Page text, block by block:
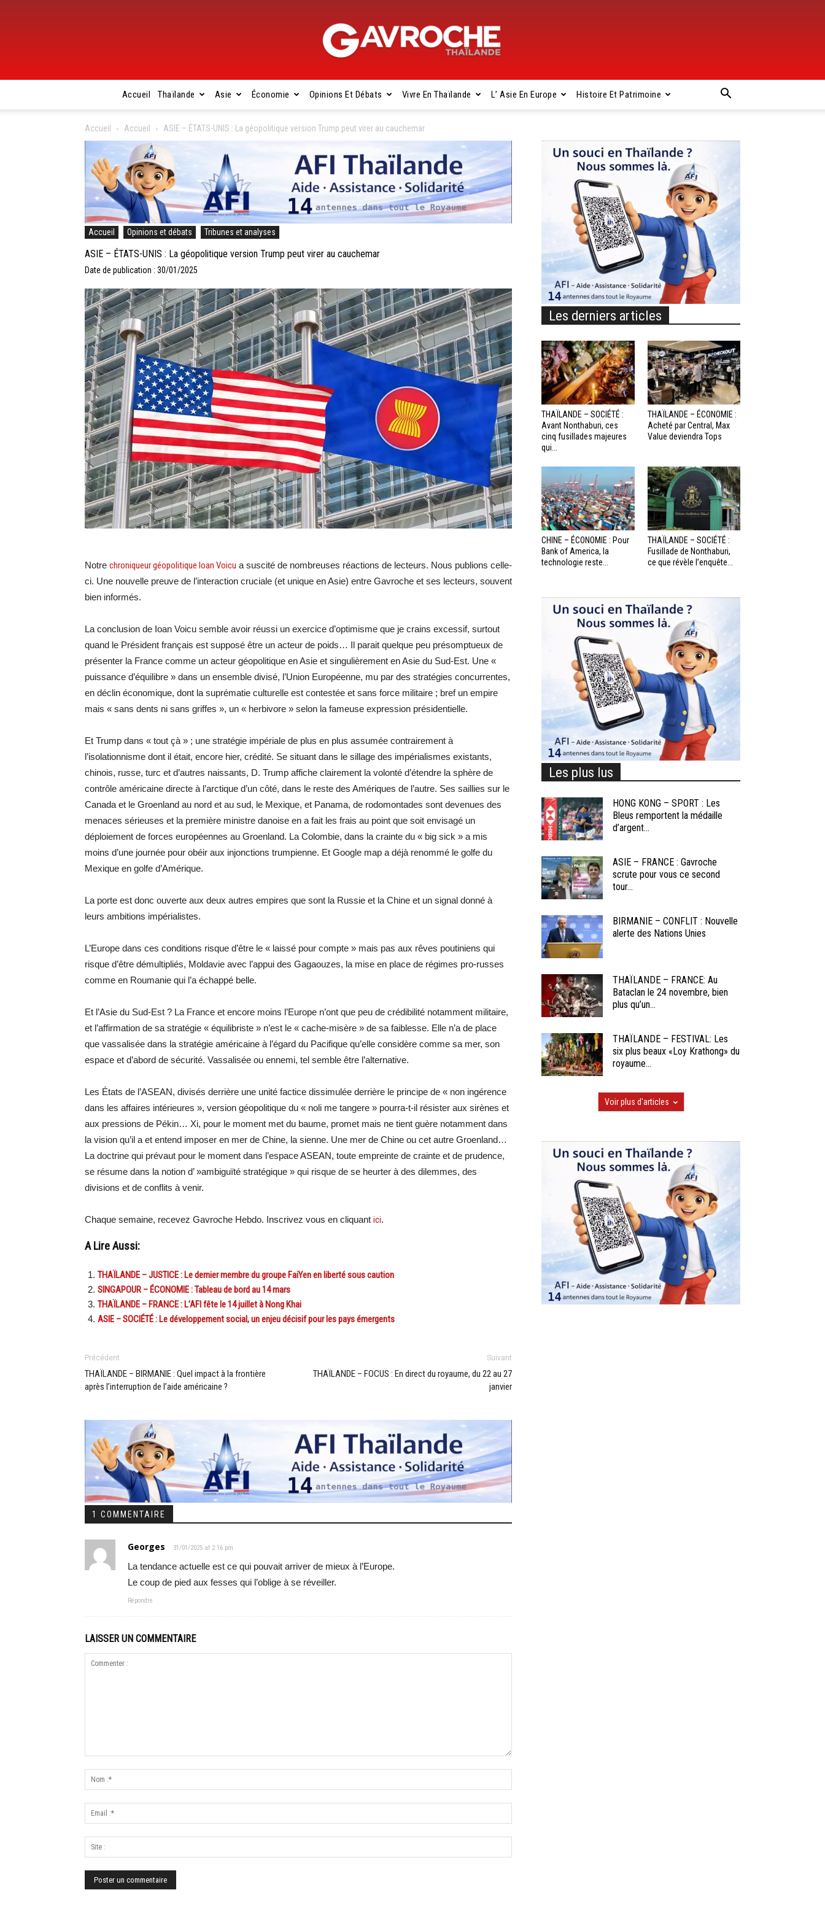
Gavroche
Thaïlande
Accueil Thaïlande Asie Économie Opinions Et Débats Vivre En Thaïlande L’ Asie En Europe Histoire Et Patrimoine
Accueil Accueil ASIE – ÉTATS-UNIS : La géopolitique version Trump peut virer au cauchemar
Accueil Opinions et débats Tribunes et analyses
ASIE – ÉTATS-UNIS : La géopolitique version Trump peut virer au cauchemar
Date de publication : 30/01/2025
Notre chroniqueur géopolitique Ioan Voicu a suscité de nombreuses réactions de lecteurs. Nous publions celle-
ci. Une nouvelle preuve de l’interaction cruciale (et unique en Asie) entre Gavroche et ses lecteurs, souvent
bien informés.
La conclusion de Ioan Voicu semble avoir réussi un exercice d’optimisme que je crains excessif, surtout
quand le Président français est supposé être un acteur de poids… Il parait quelque peu présomptueux de
présenter la France comme un acteur géopolitique en Asie et singulièrement en Asie du Sud-Est. Une «
puissance d’équilibre » dans un ensemble divisé, l’Union Européenne, mu par des stratégies concurrentes,
en déclin économique, dont la suprématie culturelle est contestée et sans force militaire ; bref un empire
mais « sans dents ni sans griffes », un « herbivore » selon la fameuse expression présidentielle.
Et Trump dans « tout çà » ; une stratégie impériale de plus en plus assumée contrairement à
l’isolationnisme dont il était, encore hier, crédité. Se situant dans le sillage des impérialismes existants,
chinois, russe, turc et d’autres naissants, D. Trump affiche clairement la volonté d’étendre la sphère de
contrôle américaine directe à l’arctique d’un côté, dans le reste des Amériques de l’autre. Ses saillies sur le
Canada et le Groenland au nord et au sud, le Mexique, et Panama, de rodomontades sont devenues des
menaces sérieuses et la première ministre danoise en a fait les frais au point que soit envisagé un
déploiement de forces européennes au Groenland. La Colombie, dans la crainte du « big sick » a mis
moins d’une journée pour obéir aux injonctions trumpienne. Et Google map a déjà renommé le golfe du
Mexique en golfe d’Amérique.
La porte est donc ouverte aux deux autres empires que sont la Russie et la Chine et un signal donné à
leurs ambitions impérialistes.
L’Europe dans ces conditions risque d’être le « laissé pour compte » mais pas aux rêves poutiniens qui
risque d’être démultipliés, Moldavie avec l’appui des Gagaouzes, la mise en place de régimes pro-russes
comme en Roumanie qui l’a échappé belle.
Et l’Asie du Sud-Est ? La France et encore moins l’Europe n’ont que peu de crédibilité notamment militaire,
et l’affirmation de sa stratégie « équilibriste » n’est le « cache-misère » de sa faiblesse. Elle n’a de place
que vassalisée dans la stratégie américaine à l’égard du Pacifique qu’elle considère comme sa mer, son
espace et d’abord de sécurité. Vassalisée ou ennemi, tel semble être l’alternative.
Les États de l’ASEAN, divisés derrière une unité factice dissimulée derrière le principe de « non ingérence
dans les affaires intérieures », version géopolitique du « noli me tangere » pourra-t-il résister aux sirènes et
aux pressions de Pékin… Xi, pour le moment met du baume, promet mais ne tient guère notamment dans
la vision qu’il a et entend imposer en mer de Chine, la sienne. Une mer de Chine ou cet autre Groenland…
La doctrine qui prévaut pour le moment dans l’espace ASEAN, toute empreinte de crainte et de prudence,
se résume dans la notion d’ »ambiguïté stratégique » qui risque de se heurter à des dilemmes, des
divisions et de conflits à venir.
Chaque semaine, recevez Gavroche Hebdo. Inscrivez vous en cliquant ici.
A Lire Aussi:
THAÏLANDE – JUSTICE : Le dernier membre du groupe FaiYen en liberté sous caution
SINGAPOUR – ÉCONOMIE : Tableau de bord au 14 mars
THAÏLANDE – FRANCE : L’AFI fête le 14 juillet à Nong Khai
ASIE – SOCIÉTÉ : Le développement social, un enjeu décisif pour les pays émergents
Précédent
THAÏLANDE – BIRMANIE : Quel impact à la frontière
après l’interruption de l’aide américaine ?
Suivant
THAÏLANDE – FOCUS : En direct du royaume, du 22 au 27
janvier
1 COMMENTAIRE
Georges 31/01/2025 at 2:16 pm
La tendance actuelle est ce qui pouvait arriver de mieux à l’Europe.
Le coup de pied aux fesses qui l’oblige à se réveiller.
Répondre
LAISSER UN COMMENTAIRE
Les derniers articles
THAÏLANDE – SOCIÉTÉ :
Avant Nonthaburi, ces
cinq fusillades majeures
qui...
THAÏLANDE – ÉCONOMIE :
Acheté par Central, Max
Value deviendra Tops
CHINE – ÉCONOMIE : Pour
Bank of America, la
technologie reste...
THAÏLANDE – SOCIÉTÉ :
Fusillade de Nonthaburi,
ce que révèle l’enquête...
Les plus lus
HONG KONG – SPORT : Les
Bleus remportent la médaille
d’argent...
ASIE – FRANCE : Gavroche
scrute pour vous ce second
tour...
BIRMANIE – CONFLIT : Nouvelle
alerte des Nations Unies
THAÏLANDE – FRANCE: Au
Bataclan le 24 novembre, bien
plus qu’un...
THAÏLANDE – FESTIVAL: Les
six plus beaux «Loy Krathong» du
royaume...
Voir plus d'articles